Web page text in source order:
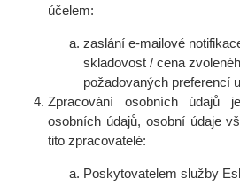
účelem:
zaslání e-mailové
skladovost / cena
požadovaných preferencí
Zpracování osobních údajů
osobních údajů, osobní údaje
tito zpracovatelé:
Poskytovatelem služby